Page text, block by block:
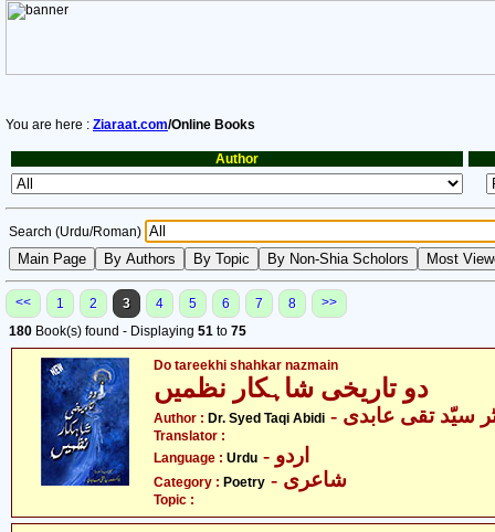
You are here : Ziaraat.com/Online Books
Author
Search (Urdu/Roman)
<< 1 2 3 4 5 6 7 8
>>
180 Book(s) found - Displaying 51 to 75
Do tareekhi shahkar nazmain
دو تاریخی شاہکار نظمیں
Author : Dr. Syed Taqi Abidi سیّد تقی عابدی
Translator :
Language : Urdu - اردو
Category : Poetry - شاعری
Topic :